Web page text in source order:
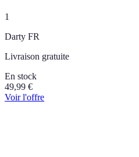
1
Darty FR
Livraison gratuite
En stock
49,99 €
Voir l'offre